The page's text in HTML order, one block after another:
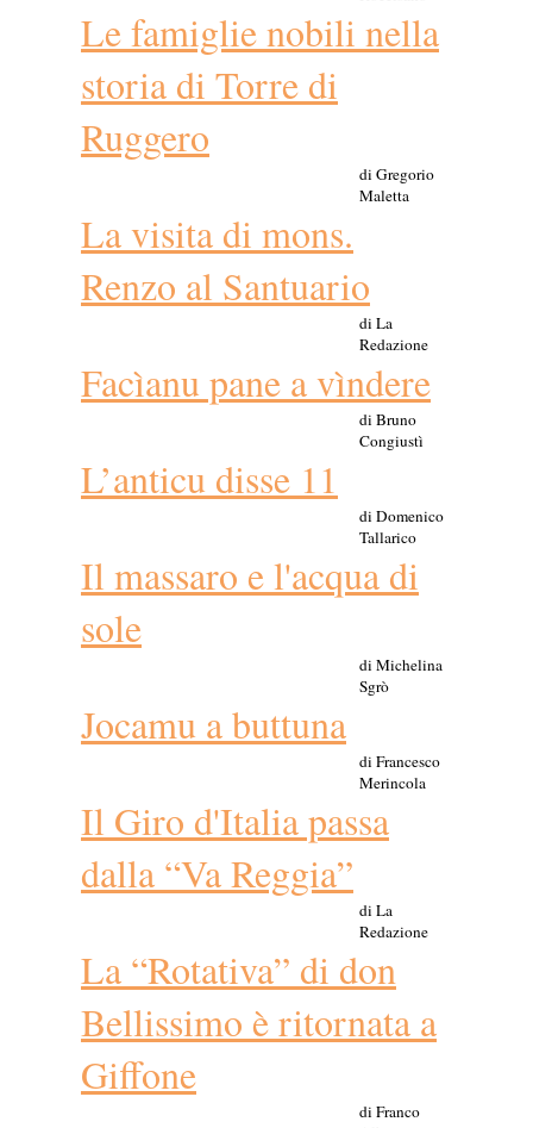
Le famiglie nobili nella
storia di Torre di
Ruggero
di Gregorio
Maletta
La visita di mons.
Renzo al Santuario
di La
Redazione
Facìanu pane a vìndere
di Bruno
Congiustì
L’anticu disse 11
di Domenico
Tallarico
Il massaro e l'acqua di
sole
di Michelina
Sgrò
Jocamu a buttuna
di Francesco
Merincola
Il Giro d'Italia passa
dalla “Va Reggia”
di La
Redazione
La “Rotativa” di don
Bellissimo è ritornata a
Giffone
di Franco